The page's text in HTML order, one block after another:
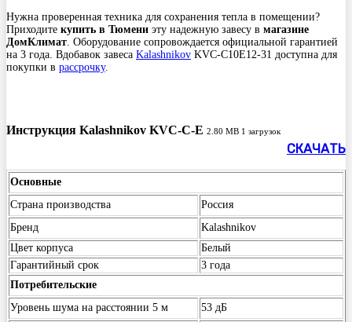
Нужна проверенная техника для сохранения тепла в помещении?
Приходите купить в Тюмени эту надежную завесу в магазине
ДомКлимат . Оборудование сопровождается официальной гарантией
на 3 года. Вдобавок завеса Kalashnikov KVC-C10E12-31 доступна для
покупки в рассрочку.
Инструкция Kalashnikov KVC-C-E 2.80 MB 1 загрузок
СКАЧАТЬ
Основные
Страна производства
Россия
Бренд
Kalashnikov
Цвет корпуса
Белый
Гарантийный срок
3 года
Потребительские
Уровень шума на расстоянии 5 м
53 дБ